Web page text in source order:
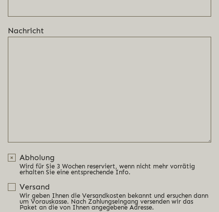
Nachricht
Abholung
Wird für Sie 3 Wochen reserviert, wenn nicht mehr vorrätig
erhalten Sie eine entsprechende Info.
Versand
Wir geben Ihnen die Versandkosten bekannt und ersuchen dann
um Vorauskasse. Nach Zahlungseingang versenden wir das
Paket an die von Ihnen angegebene Adresse.